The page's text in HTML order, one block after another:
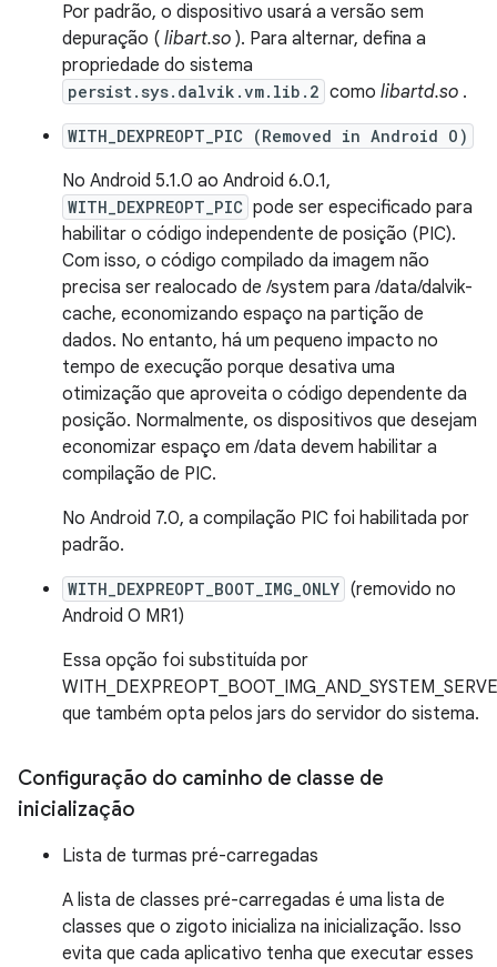
Por padrão, o dispositivo usará a versão sem
depuração ( libart.so ). Para alternar, defina a
propriedade do sistema
persist.sys.dalvik.vm.lib.2 como libartd.so .
WITH_DEXPREOPT_PIC (Removed in Android O)
No Android 5.1.0 ao Android 6.0.1,
WITH_DEXPREOPT_PIC pode ser especificado para
habilitar o código independente de posição (PIC).
Com isso, o código compilado da imagem não
precisa ser realocado de /system para /data/dalvik-
cache, economizando espaço na partição de
dados. No entanto, há um pequeno impacto no
tempo de execução porque desativa uma
otimização que aproveita o código dependente da
posição. Normalmente, os dispositivos que desejam
economizar espaço em /data devem habilitar a
compilação de PIC.
No Android 7.0, a compilação PIC foi habilitada por
padrão.
WITH_DEXPREOPT_BOOT_IMG_ONLY (removido no
Android O MR1)
Essa opção foi substituída por
que também opta pelos jars do servidor do sistema.
Configuração do caminho de classe de
inicialização
Lista de turmas pré-carregadas
A lista de classes pré-carregadas é uma lista de
classes que o zigoto inicializa na inicialização. Isso
evita que cada aplicativo tenha que executar esses